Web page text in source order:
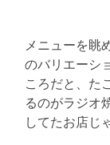
メニューを眺
のバリエーシ
ころだと、た
るのがラジオ
してたお店じ